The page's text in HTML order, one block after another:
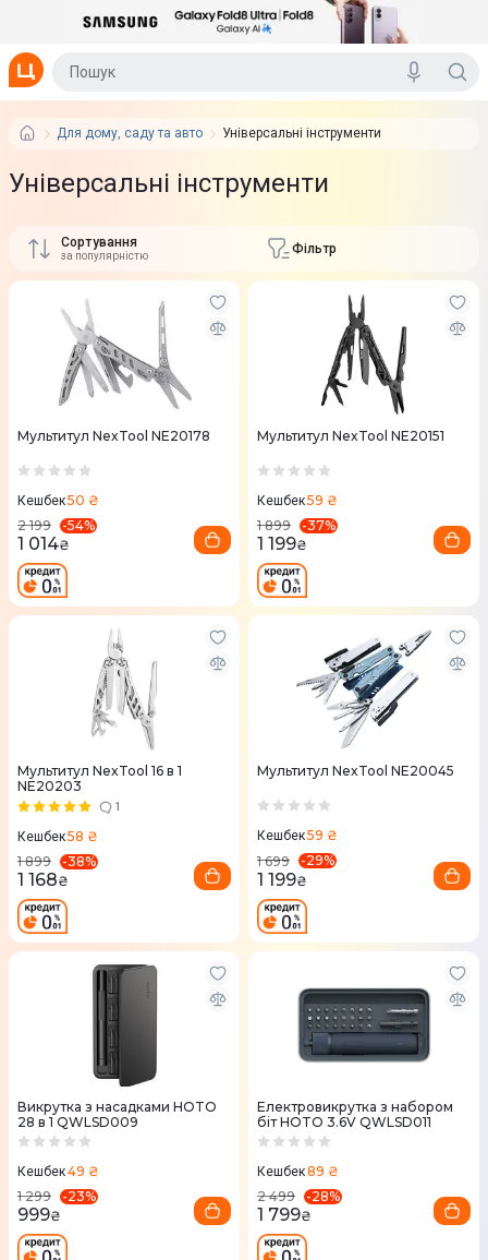
Для дому, саду та авто Універсальні інструменти
Універсальні інструменти
Сортування
за популярністю Фільтр
Мультитул NexTool NE20178
Кешбек50 ₴
2 199
-54%
1 014₴
Мультитул NexTool NE20151
Кешбек59 ₴
1 899
-37%
1 199₴
Мультитул NexTool 16 в 1
NE20203
1
Кешбек58 ₴
1 899
-38%
1 168₴
Мультитул NexTool NE20045
Кешбек59 ₴
1 699
-29%
1 199₴
Викрутка з насадками HOTO
28 в 1 QWLSD009
Кешбек49 ₴
1 299
-23%
999₴
Електровикрутка з набором
біт HOTO 3.6V QWLSD011
Кешбек89 ₴
2 499
-28%
1 799₴